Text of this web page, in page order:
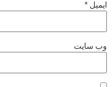
ایمیل *
وب‌ سایت